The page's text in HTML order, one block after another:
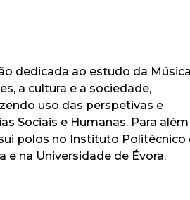
dedicada ao estudo da
a cultura e a sociedade,
uso das perspetivas e
Sociais e Humanas. Para
polos no Instituto Politécnico
na Universidade de Évora.